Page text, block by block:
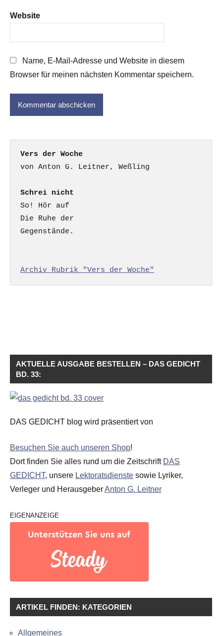
Website
Name, E-Mail-Adresse und Website in diesem
Browser für meinen nächsten Kommentar speichern.
Vers der Woche
Schrei nicht
So! Hör auf
Die Ruhe der
Gegenstände.
Archiv Rubrik "Vers der Woche"
AKTUELLE AUSGABE BESTELLEN – DAS GEDICHT
BD. 33:
DAS GEDICHT blog wird präsentiert von
Besuchen Sie auch unseren Shop!
Dort finden Sie alles rund um die Zeitschrift DAS
GEDICHT, unsere Lektoratsdienste sowie Lyriker,
Verleger und HerausgeberAnton G. Leitner
EIGENANZEIGE
ARTIKEL FINDEN: KATEGORIEN
Allgemeines